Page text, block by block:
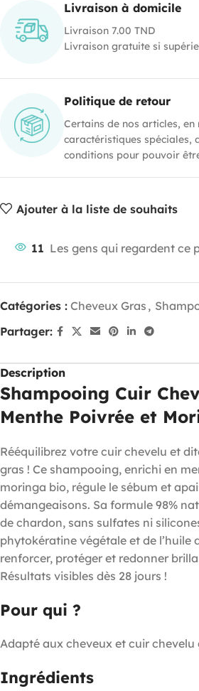
Livraison à domicile
Livraison 7.00 TND
Livraison gratuite si
Politique de retour
Certains de nos articles, en
caractéristiques spéciales,
conditions pour pouvoir
Ajouter à la liste de souhaits
11 Les gens qui regardent ce
Catégories : Cheveux Gras ,
Partager:
Description
Shampooing Cuir
Menthe Poivrée et
Rééquilibrez votre cuir chevelu et
gras ! Ce shampooing, enrichi en
moringa bio, régule le sébum et
démangeaisons. Sa formule 98%
de chardon, sans sulfates ni
phytokératine végétale et de l’huile
renforcer, protéger et redonner
Résultats visibles dès 28 jours !
Pour qui ?
Adapté aux cheveux et cuir chevelu
Ingrédients